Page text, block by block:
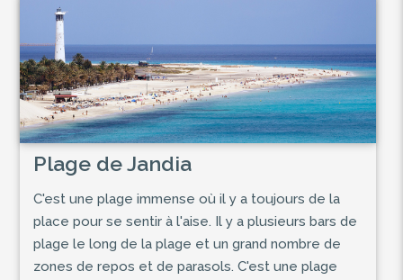
Plage de Jandia
C'est une plage immense où il y a toujours de la
place pour se sentir à l'aise. Il y a plusieurs bars de
plage le long de la plage et un grand nombre de
zones de repos et de parasols. C'est une plage